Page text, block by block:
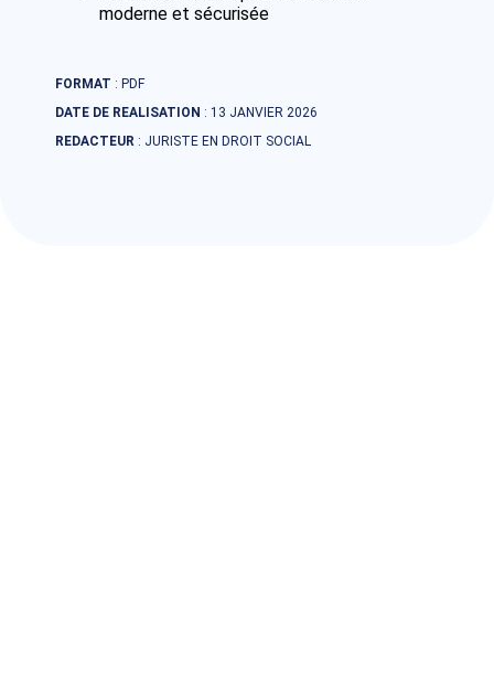
moderne et sécurisée
FORMAT : PDF
DATE DE REALISATION : 13 JANVIER 2026
REDACTEUR : JURISTE EN DROIT SOCIAL